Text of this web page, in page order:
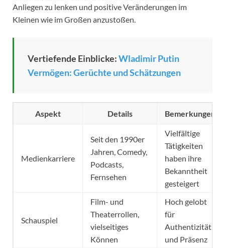
Anliegen zu lenken und positive Veränderungen im
Kleinen wie im Großen anzustoßen.
Vertiefende Einblicke:Wladimir Putin
Vermögen: Gerüchte und Schätzungen
Aspekt Details Bemerkungen
Medienkarriere
Seit den 1990er
Jahren, Comedy,
Podcasts,
Fernsehen
Vielfältige
Tätigkeiten
haben ihre
Bekanntheit
gesteigert
Schauspiel
Film- und
Theaterrollen,
vielseitiges
Können
Hoch gelobt
für
Authentizität
und Präsenz